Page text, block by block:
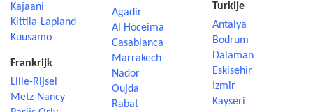
Kajaani
Kittila-Lapland
Kuusamo
Frankrijk
Lille-Rijsel
Metz-Nancy
Agadir
Al Hoceima
Casablanca
Marrakech
Nador
Oujda
Rabat
Turkije
Antalya
Bodrum
Dalaman
Eskisehir
Izmir
Kayseri